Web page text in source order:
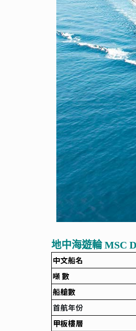
地中海遊輪 MSC
中文船名
噸 數
船艙數
首航年份
甲板樓層